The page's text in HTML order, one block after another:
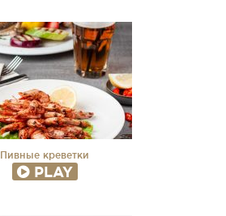
Пивные креветки
PLAY